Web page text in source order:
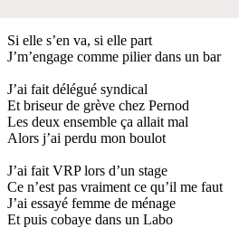
Si elle s’en va, si elle part
J’m’engage comme pilier dans un bar
J’ai fait délégué syndical
Et briseur de grève chez Pernod
Les deux ensemble ça allait mal
Alors j’ai perdu mon boulot
J’ai fait VRP lors d’un stage
Ce n’est pas vraiment ce qu’il me faut
J’ai essayé femme de ménage
Et puis cobaye dans un Labo